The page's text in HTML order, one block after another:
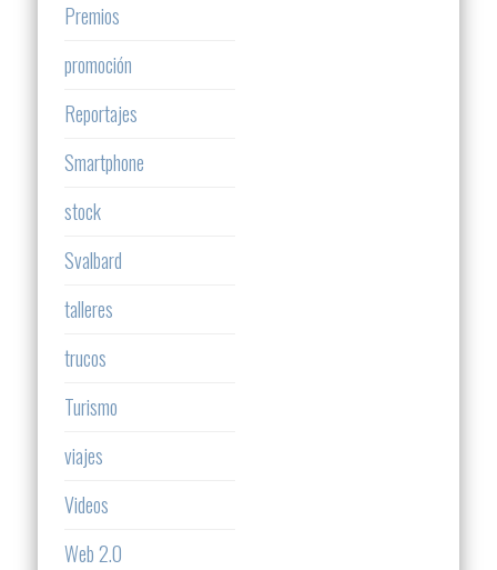
Premios
promoción
Reportajes
Smartphone
stock
Svalbard
talleres
trucos
Turismo
viajes
Videos
Web 2.0